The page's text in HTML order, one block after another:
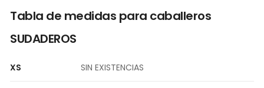
Tabla de medidas para caballeros
SUDADEROS
XS SIN EXISTENCIAS